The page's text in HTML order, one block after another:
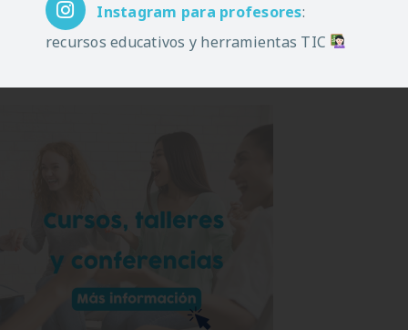
Instagram para profesores:
recursos educativos y herramientas TIC